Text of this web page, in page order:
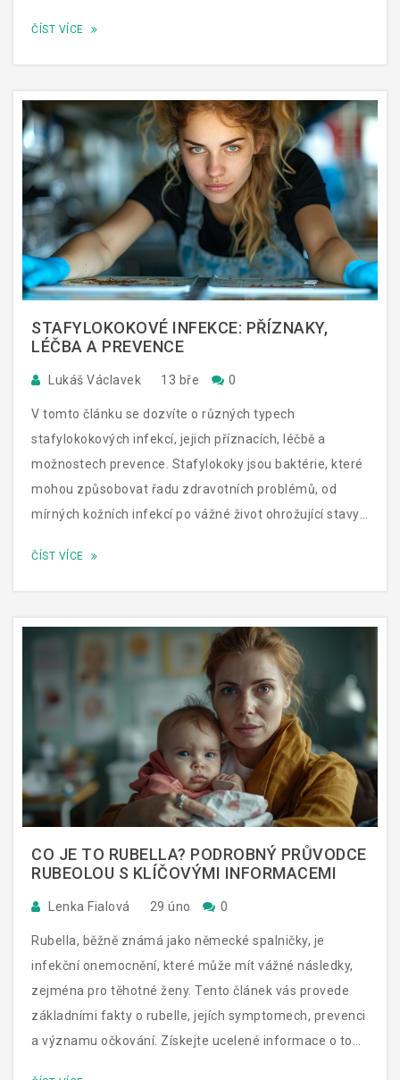
poznatky vysvětluje, jak spalničky ovlivňují tělo a co
ČÍST VÍCE
STAFYLOKOKOVÉ INFEKCE: PŘÍZNAKY,
LÉČBA A PREVENCE
Lukáš Václavek 13 bře 0
V tomto článku se dozvíte o různých typech
stafylokokových infekcí, jejich příznacích, léčbě a
možnostech prevence. Stafylokoky jsou baktérie, které
mohou způsobovat řadu zdravotních problémů, od
mírných kožních infekcí po vážné život ohrožující stavy.
jaké jsou možnosti léčby a jak můžeme předcházet
ČÍST VÍCE
CO JE TO RUBELLA? PODROBNÝ PRŮVODCE
RUBEOLOU S KLÍČOVÝMI INFORMACEMI
Lenka Fialová 29 úno 0
Rubella, běžně známá jako německé spalničky, je
infekční onemocnění, které může mít vážné následky,
zejména pro těhotné ženy. Tento článek vás provede
základními fakty o rubelle, jejích symptomech, prevenci
a významu očkování. Získejte ucelené informace o tom,